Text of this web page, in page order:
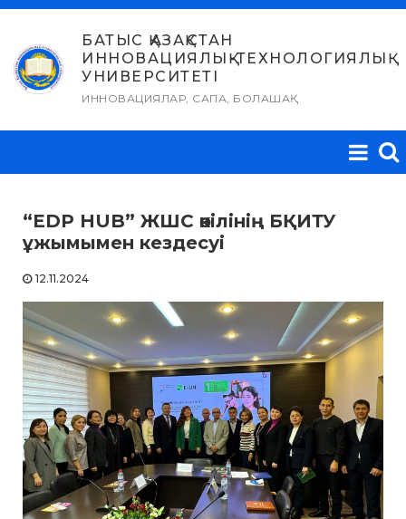
Skip
content
БАТЫС ҚАЗАҚСТАН
ИННОВАЦИЯЛЫҚ-ТЕХНОЛОГИЯЛЫҚ
УНИВЕРСИТЕТІ
ИННОВАЦИЯЛАР, САПА, БОЛАШАҚ
“EDP HUB” ЖШС өкілінің БҚИТУ
ұжымымен кездесуі
12.11.2024